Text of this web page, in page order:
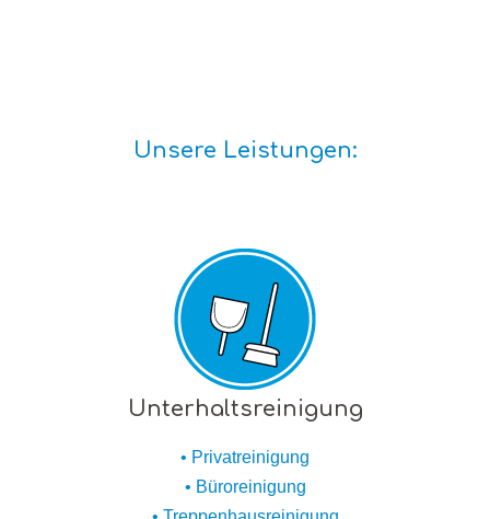
Unsere Leistungen:
Unterhaltsreinigung
• Privatreinigung
• Büroreinigung